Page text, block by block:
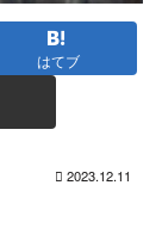
はてブ
2023.12.11